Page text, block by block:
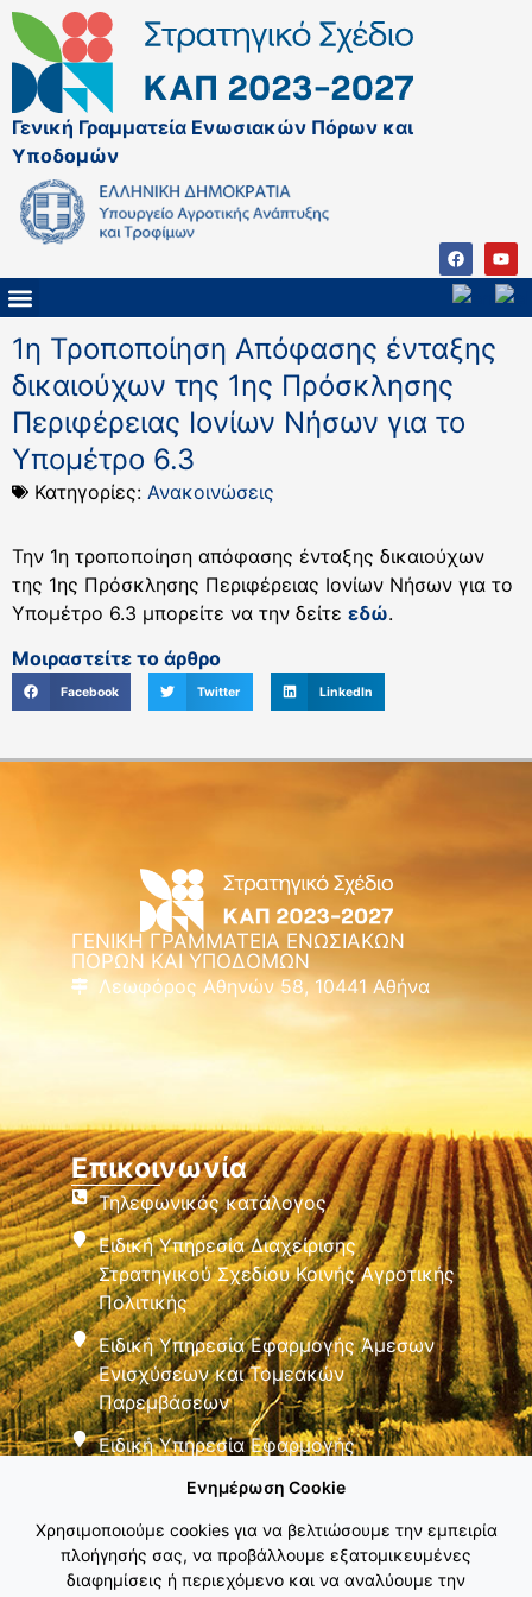
Γενική Γραμματεία Ενωσιακών Πόρων και
Υποδομών
1η Τροποποίηση Απόφασης ένταξης
δικαιούχων της 1ης Πρόσκλησης
Περιφέρειας Ιονίων Νήσων για το
Υπομέτρο 6.3
Κατηγορίες: Ανακοινώσεις
Την 1η τροποποίηση απόφασης ένταξης δικαιούχων
της 1ης Πρόσκλησης Περιφέρειας Ιονίων Νήσων για το
Υπομέτρο 6.3 μπορείτε να την δείτε εδώ.
Μοιραστείτε το άρθρο
Facebook Twitter LinkedIn
ΓΕΝΙΚΗ ΓΡΑΜΜΑΤΕΙΑ ΕΝΩΣΙΑΚΩΝ
ΠΟΡΩΝ ΚΑΙ ΥΠΟΔΟΜΩΝ
Λεωφόρος Αθηνών 58, 10441 Αθήνα
Επικοινωνία
Τηλεφωνικός κατάλογος
Ειδική Υπηρεσία Διαχείρισης
Στρατηγικού Σχεδίου Κοινής Αγροτικής
Πολιτικής
Ειδική Υπηρεσία Εφαρμογής Άμεσων
Ενισχύσεων και Τομεακών
Παρεμβάσεων
Ειδική Υπηρεσία Εφαρμογής
Ενημέρωση Cookie
Χρησιμοποιούμε cookies για να βελτιώσουμε την εμπειρία
πλοήγησής σας, να προβάλλουμε εξατομικευμένες
διαφημίσεις ή περιεχόμενο και να αναλύουμε την